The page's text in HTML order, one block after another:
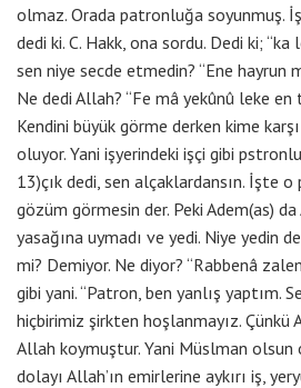
olmaz. Orada patronluğa soyunmuş.
dedi ki. C. Hakk, ona sordu. Dedi ki;
sen niye secde etmedin? “Ene hayrun
Ne dedi Allah? “Fe mâ yekûnû leke
Kendini büyük görme derken kime
oluyor. Yani işyerindeki işçi gibi
13)çık dedi, sen alçaklardansın. İşte
gözüm görmesin der. Peki Adem(as)
yasağına uymadı ve yedi. Niye yedin
mi? Demiyor. Ne diyor? “Rabbenâ
gibi yani. “Patron, ben yanlış yaptım.
hiçbirimiz şirkten hoşlanmayız. Çünkü
Allah koymuştur. Yani Müslman olsun
dolayı Allah’ın emirlerine aykırı iş,